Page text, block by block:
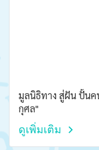
มูลนิธิทาง สู่ฝัน ปั้นค
กุศล"
ดูเพิ่มเติม